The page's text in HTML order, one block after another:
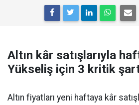
Altın kâr satışlarıyla
Yükseliş için 3 kritik
Altın fiyatları yeni haftaya kâr